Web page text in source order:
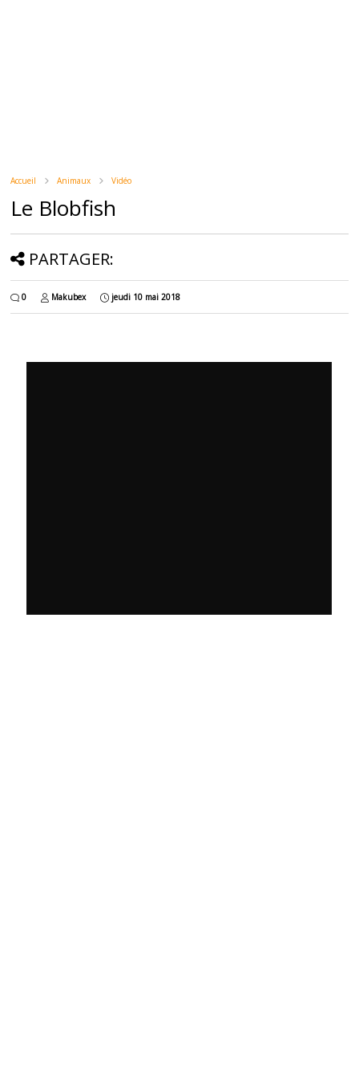
Accueil Animaux Vidéo
Le Blobfish
PARTAGER:
0 Makubex jeudi 10 mai 2018